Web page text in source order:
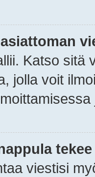
Katso sitä
jolla voit
viestisi